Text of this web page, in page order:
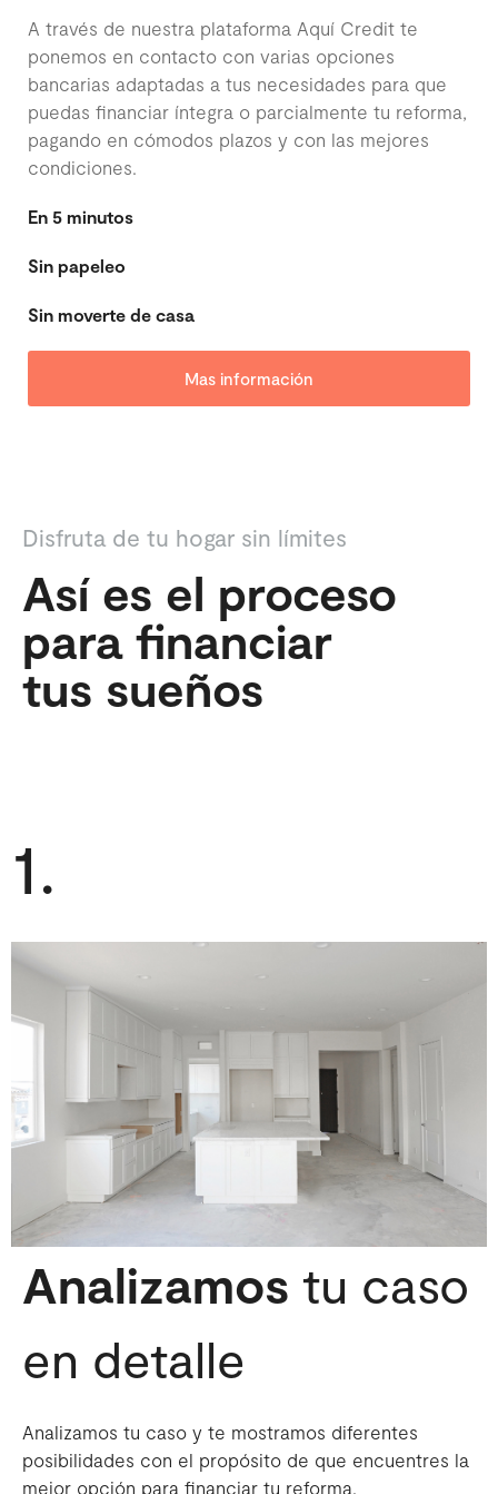
A través de nuestra plataforma Aquí Credit te
ponemos en contacto con varias opciones
bancarias adaptadas a tus necesidades para que
puedas financiar íntegra o parcialmente tu reforma,
pagando en cómodos plazos y con las mejores
condiciones.
En 5 minutos
Sin papeleo​
Sin moverte de casa
Mas información
Disfruta de tu hogar sin límites
Así es el proceso
para financiar
tus sueños
1.
Analizamos tu caso
en detalle
Analizamos tu caso y te mostramos diferentes
posibilidades con el propósito de que encuentres la
mejor opción para financiar tu reforma.